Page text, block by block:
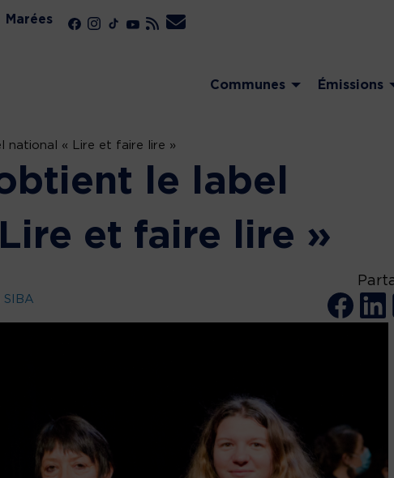
Marées
Communes Émissions
national « Lire et faire lire »
le label
et faire lire »
SIBA